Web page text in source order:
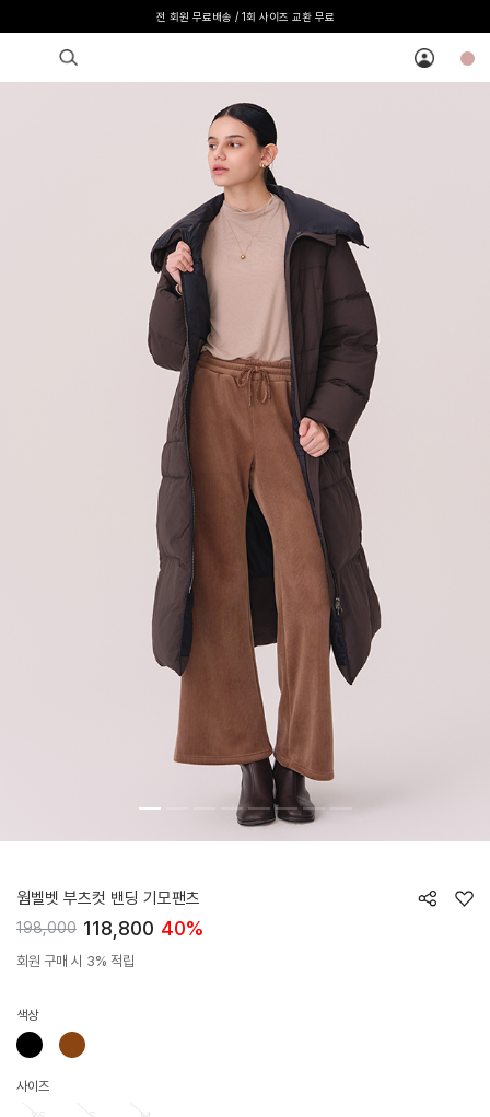
[온라인 익스클루시브] 온라인 회원 단독 40%
웜벨벳 부츠컷 밴딩 기모팬츠
198,000 118,800 40%
회원 구매 시 3% 적립
색상
사이즈